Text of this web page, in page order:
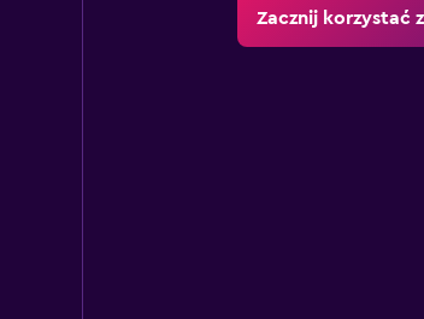
Zacznij korzystać